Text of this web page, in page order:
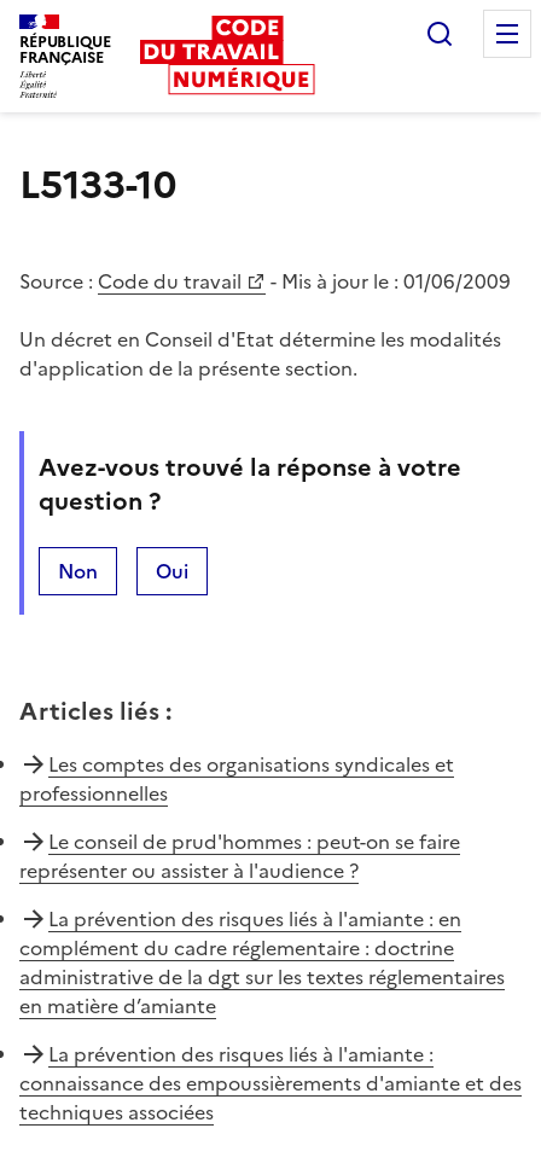
RÉPUBLIQUE
FRANÇAISE
L5133-10
Source : Code du travail - Mis à jour le : 01/06/2009
Un décret en Conseil d'Etat détermine les modalités
d'application de la présente section.
Avez-vous trouvé la réponse à votre
question ?
Non Oui
Articles liés :
Les comptes des organisations syndicales et
professionnelles
Le conseil de prud'hommes : peut-on se faire
représenter ou assister à l'audience ?
La prévention des risques liés à l'amiante : en
complément du cadre réglementaire : doctrine
administrative de la dgt sur les textes réglementaires
en matière d’amiante
La prévention des risques liés à l'amiante :
connaissance des empoussièrements d'amiante et des
techniques associées